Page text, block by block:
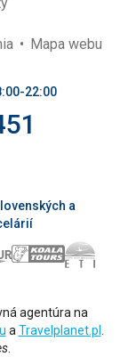
Mapa webu
22:00
a
agentúra na
a Travelplanet.pl
.